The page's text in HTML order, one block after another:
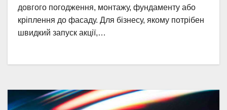
довгого погодження, монтажу, фундаменту або
кріплення до фасаду. Для бізнесу, якому потрібен
швидкий запуск акції,…